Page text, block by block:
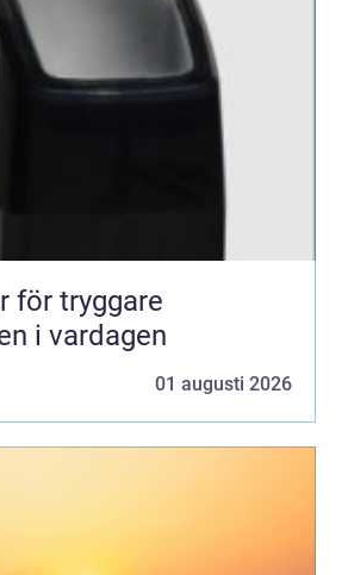
för tryggare
i vardagen
01 augusti 2026